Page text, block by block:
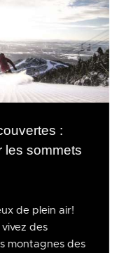
:
les sommets
de plein air!
des
montagnes des